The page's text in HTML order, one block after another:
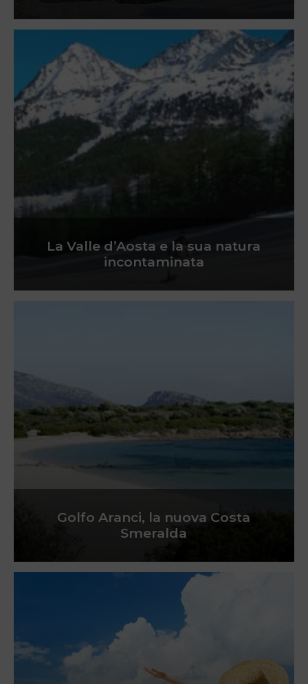
La Valle d’Aosta e la sua natura
incontaminata
Golfo Aranci, la nuova Costa
Smeralda